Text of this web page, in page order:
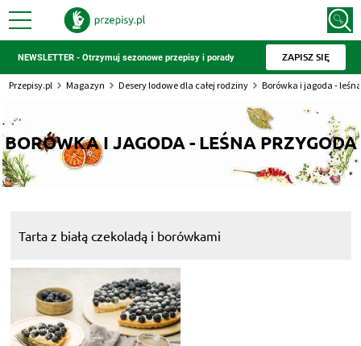
NEWSLETTER - Otrzymuj sezonowe przepisy i porady ZAPISZ SIĘ
Przepisy.pl Magazyn Desery lodowe dla całej rodziny Borówka i jagoda -
BORÓWKA I JAGODA - LEŚNA PRZYGODA
Tarta z białą czekoladą i borówkami